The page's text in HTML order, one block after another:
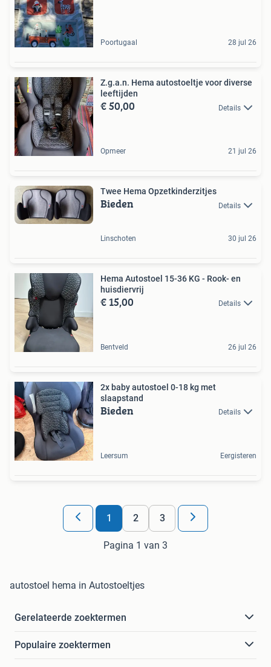
Poortugaal 28 jul 26
Z.g.a.n. Hema autostoeltje voor diverse
leeftijden
€ 50,00 Details
Opmeer 21 jul 26
Twee Hema Opzetkinderzitjes
Bieden Details
Linschoten 30 jul 26
Hema Autostoel 15-36 KG - Rook- en
huisdiervrij
€ 15,00 Details
Bentveld 26 jul 26
2x baby autostoel 0-18 kg met
slaapstand
Bieden Details
Leersum Eergisteren
1 2 3
Pagina 1 van 3
autostoel hema in Autostoeltjes
Gerelateerde zoektermen
Populaire zoektermen